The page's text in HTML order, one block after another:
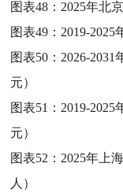
图表48： 2025年北
图表49： 2019-2025
图表50： 2026-
元）
图表51： 2019-
元）
图表52： 2025年上
人）